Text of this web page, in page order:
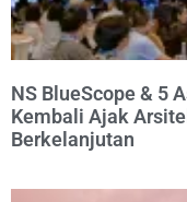
NS BlueScope & 5
Kembali Ajak
Berkelanjutan